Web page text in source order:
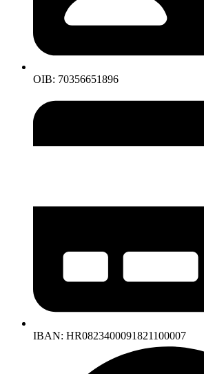
OIB: 70356651896
IBAN: HR0823400091821100007